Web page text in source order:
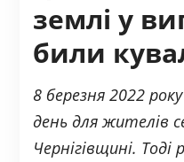
землі у
били
8 березня 2022
день для жителів
Чернігівщині. Тоді